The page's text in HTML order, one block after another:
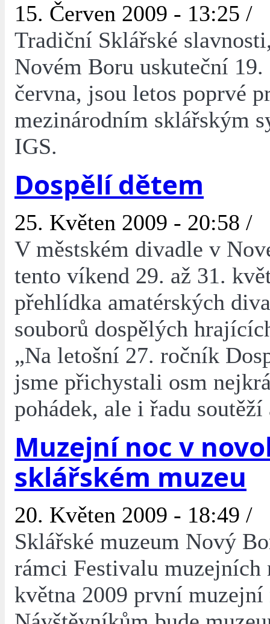
15. Červen 2009 - 13:25 /
Tradiční Sklářské
Novém Boru uskuteční 19.
června, jsou letos poprvé
mezinárodním sklářským
IGS.
Dospělí dětem
25. Květen 2009 - 20:58 /
V městském divadle v
tento víkend 29. až 31.
přehlídka amatérských
souborů dospělých
„Na letošní 27. ročník
jsme přichystali osm
pohádek, ale i řadu
Muzejní noc v
sklářském muzeu
20. Květen 2009 - 18:49 /
Sklářské muzeum Nový
rámci Festivalu muzejních
května 2009 první muzejní